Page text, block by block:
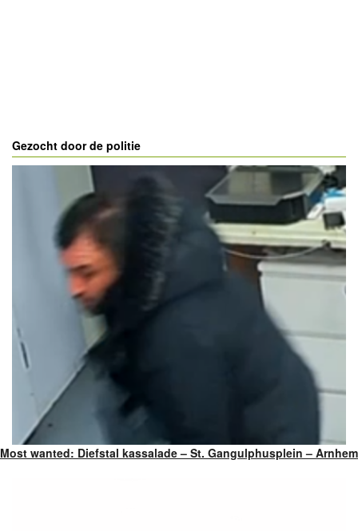
Gezocht door de politie
Most wanted: Diefstal kassalade – St. Gangulphusplein – Arnhem